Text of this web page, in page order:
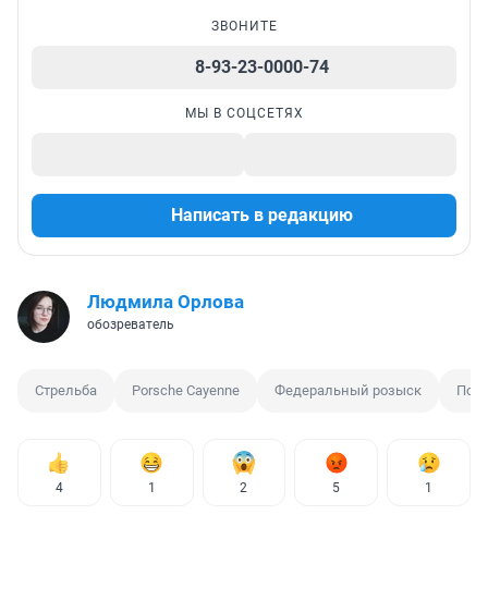
ЗВОНИТЕ
8-93-23-0000-74
МЫ В СОЦСЕТЯХ
Написать в редакцию
Людмила Орлова
обозреватель
Стрельба Porsche Cayenne Федеральный розыск
4 1 2 5 1